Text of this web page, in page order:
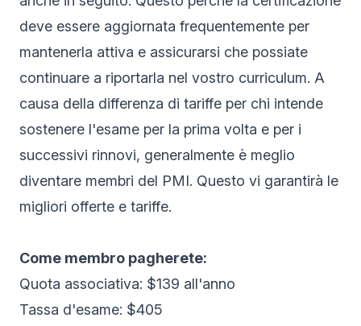
deve essere aggiornata frequentemente per
mantenerla attiva e assicurarsi che possiate
continuare a riportarla nel vostro curriculum. A
causa della differenza di tariffe per chi intende
sostenere l'esame per la prima volta e per i
successivi rinnovi, generalmente è meglio
diventare membri del PMI. Questo vi garantirà le
migliori offerte e tariffe.
Come membro pagherete:
Quota associativa: $139 all'anno
Tassa d'esame: $405